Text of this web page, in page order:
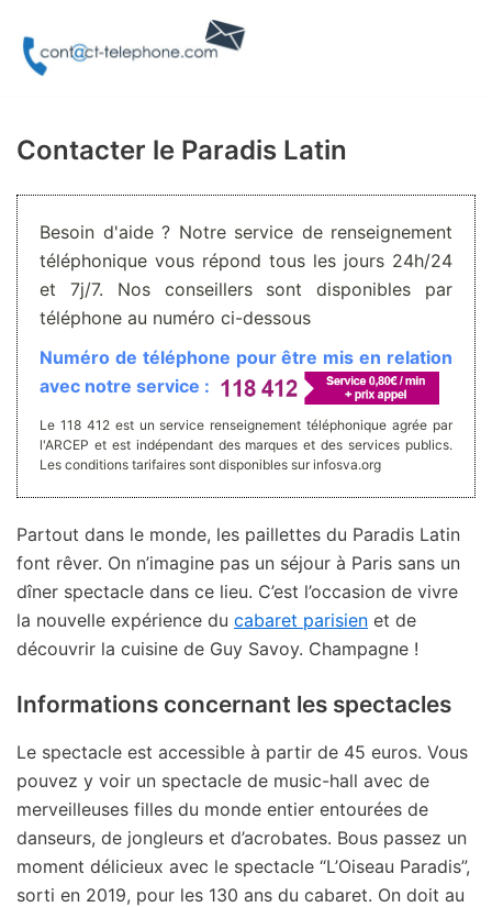
Aller
Contacter le Paradis Latin
Besoin d'aide ? Notre service de renseignement
téléphonique vous répond tous les jours 24h/24
et 7j/7. Nos conseillers sont disponibles par
téléphone au numéro ci-dessous
Numéro de téléphone pour être mis en relation
avec notre service :
Le 118 412 est un service renseignement téléphonique agrée par
l'ARCEP et est indépendant des marques et des services publics.
Les conditions tarifaires sont disponibles sur infosva.org
Partout dans le monde, les paillettes du Paradis Latin
font rêver. On n’imagine pas un séjour à Paris sans un
dîner spectacle dans ce lieu. C’est l’occasion de vivre
la nouvelle expérience du cabaret parisien et de
découvrir la cuisine de Guy Savoy. Champagne !
Informations concernant les spectacles
Le spectacle est accessible à partir de 45 euros. Vous
pouvez y voir un spectacle de music-hall avec de
merveilleuses filles du monde entier entourées de
danseurs, de jongleurs et d’acrobates. Bous passez un
moment délicieux avec le spectacle “L’Oiseau Paradis”,
sorti en 2019, pour les 130 ans du cabaret. On doit au